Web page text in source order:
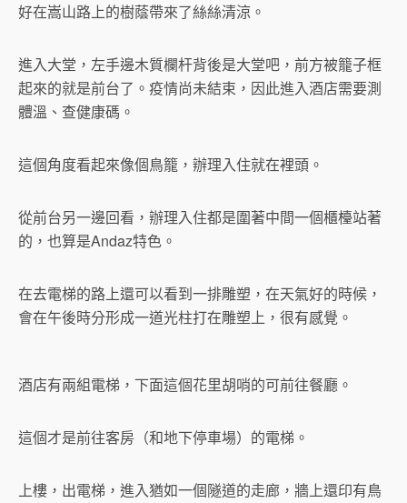
好在嵩山路上的樹蔭帶來了絲絲清涼。
進入大堂，左手邊木質欄杆背後是大堂吧，前方被籠子框
起來的就是前台了。疫情尚未結束，因此進入酒店需要測
體溫、查健康碼。
這個角度看起來像個鳥籠，辦理入住就在裡頭。
從前台另一邊回看，辦理入住都是圍著中間一個櫃檯站著
的，也算是Andaz特色。
在去電梯的路上還可以看到一排雕塑，在天氣好的時候，
會在午後時分形成一道光柱打在雕塑上，很有感覺。
酒店有兩組電梯，下面這個花里胡哨的可前往餐廳。
這個才是前往客房（和地下停車場）的電梯。
上樓，出電梯，進入猶如一個隧道的走廊，牆上還印有鳥